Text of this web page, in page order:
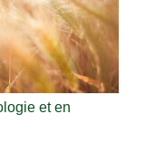
et en